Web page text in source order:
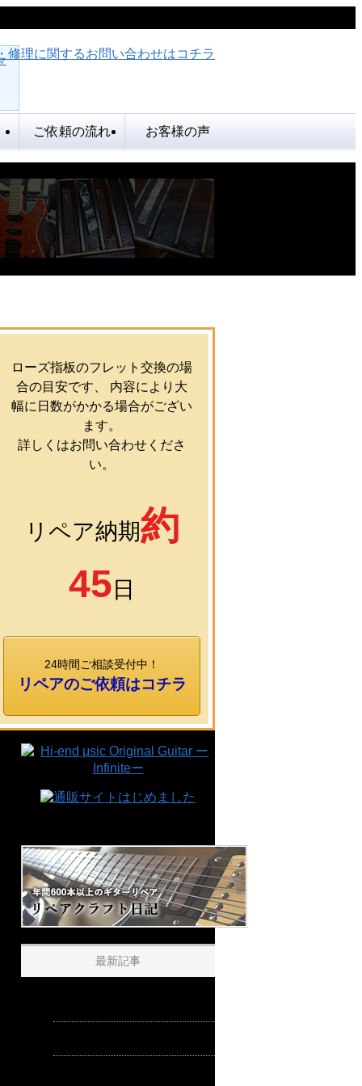
ご依頼の流れ お客様の声
ローズ指板のフレット交換の場
合の目安です、 内容により大
幅に日数がかかる場合がござい
ます。
詳しくはお問い合わせくださ
い。
リペア納期約
45 日
24時間ご相談受付中！
リペアのご依頼はコチラ
最新記事